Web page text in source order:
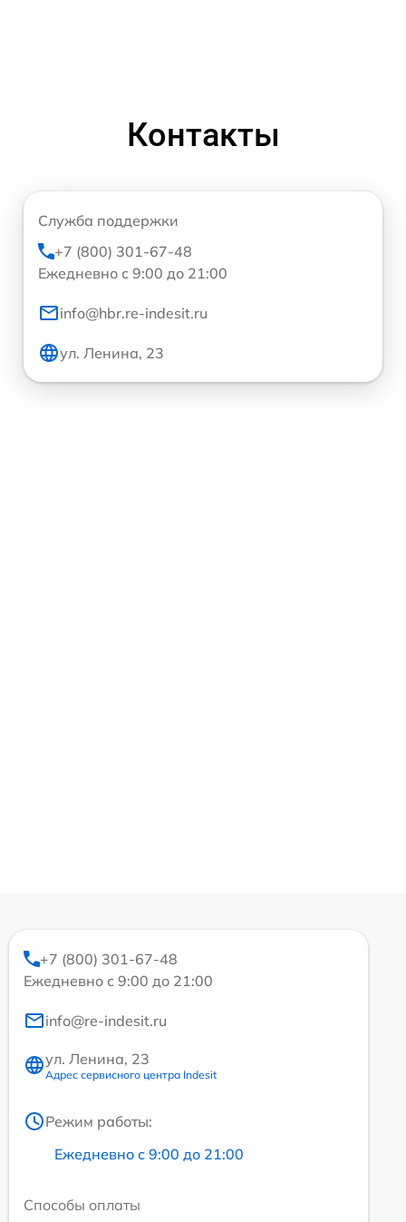
Контакты
Служба поддержки
+7 (800) 301-67-48
Ежедневно с 9:00 до 21:00
info@hbr.re-indesit.ru
ул. Ленина, 23
+7 (800) 301-67-48
Ежедневно с 9:00 до 21:00
info@re-indesit.ru
ул. Ленина, 23
Адрес сервисного центра Indesit
Режим работы:
Ежедневно с 9:00 до 21:00
Способы оплаты